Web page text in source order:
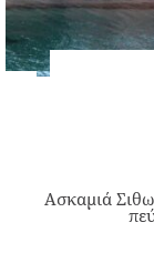
Ασκαμιά